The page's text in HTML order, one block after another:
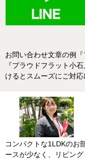
お問い合わせ文章の例
『プラウドフラット小
けるとスムーズにご対応
コンパクトな1LDKのお
ースが少なく、リビン